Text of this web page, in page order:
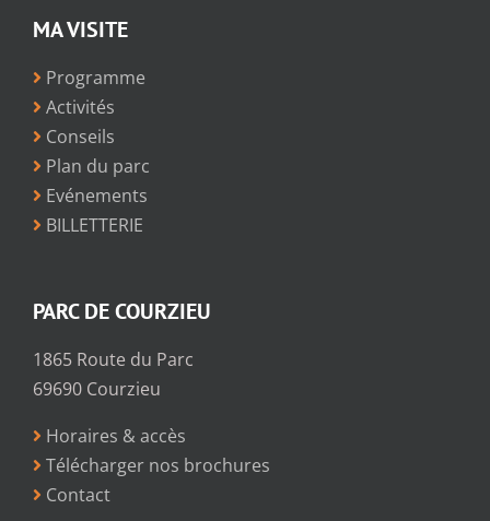
MA VISITE
Programme
Activités
Conseils
Plan du parc
Evénements
BILLETTERIE
PARC DE COURZIEU
1865 Route du Parc
69690 Courzieu
Horaires & accès
Télécharger nos brochures
Contact